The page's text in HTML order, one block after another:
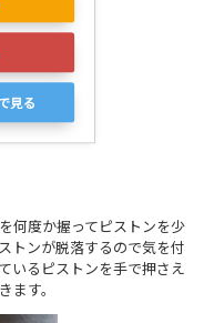
見る
何度か握ってピストンを少
トンが脱落するので気を付
いるピストンを手で押さえ
す。